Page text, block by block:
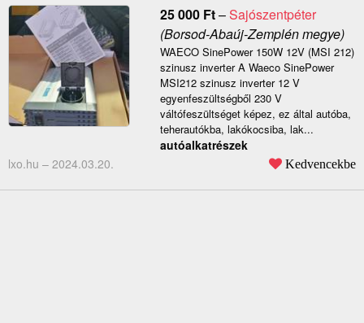
25 000 Ft–Sajószentpéter
(Borsod-Abaúj-Zemplén megye)
WAECO SinePower 150W 12V (MSI 212)
szinusz inverter ​A Waeco SinePower
MSI212 szinusz inverter 12 V
egyenfeszültségből 230 V
váltófeszültséget képez, ez által autóba,
teherautókba, lakókocsiba, lak...
autóalkatrészek
lxo.hu – 2024.03.20. Kedvencekbe